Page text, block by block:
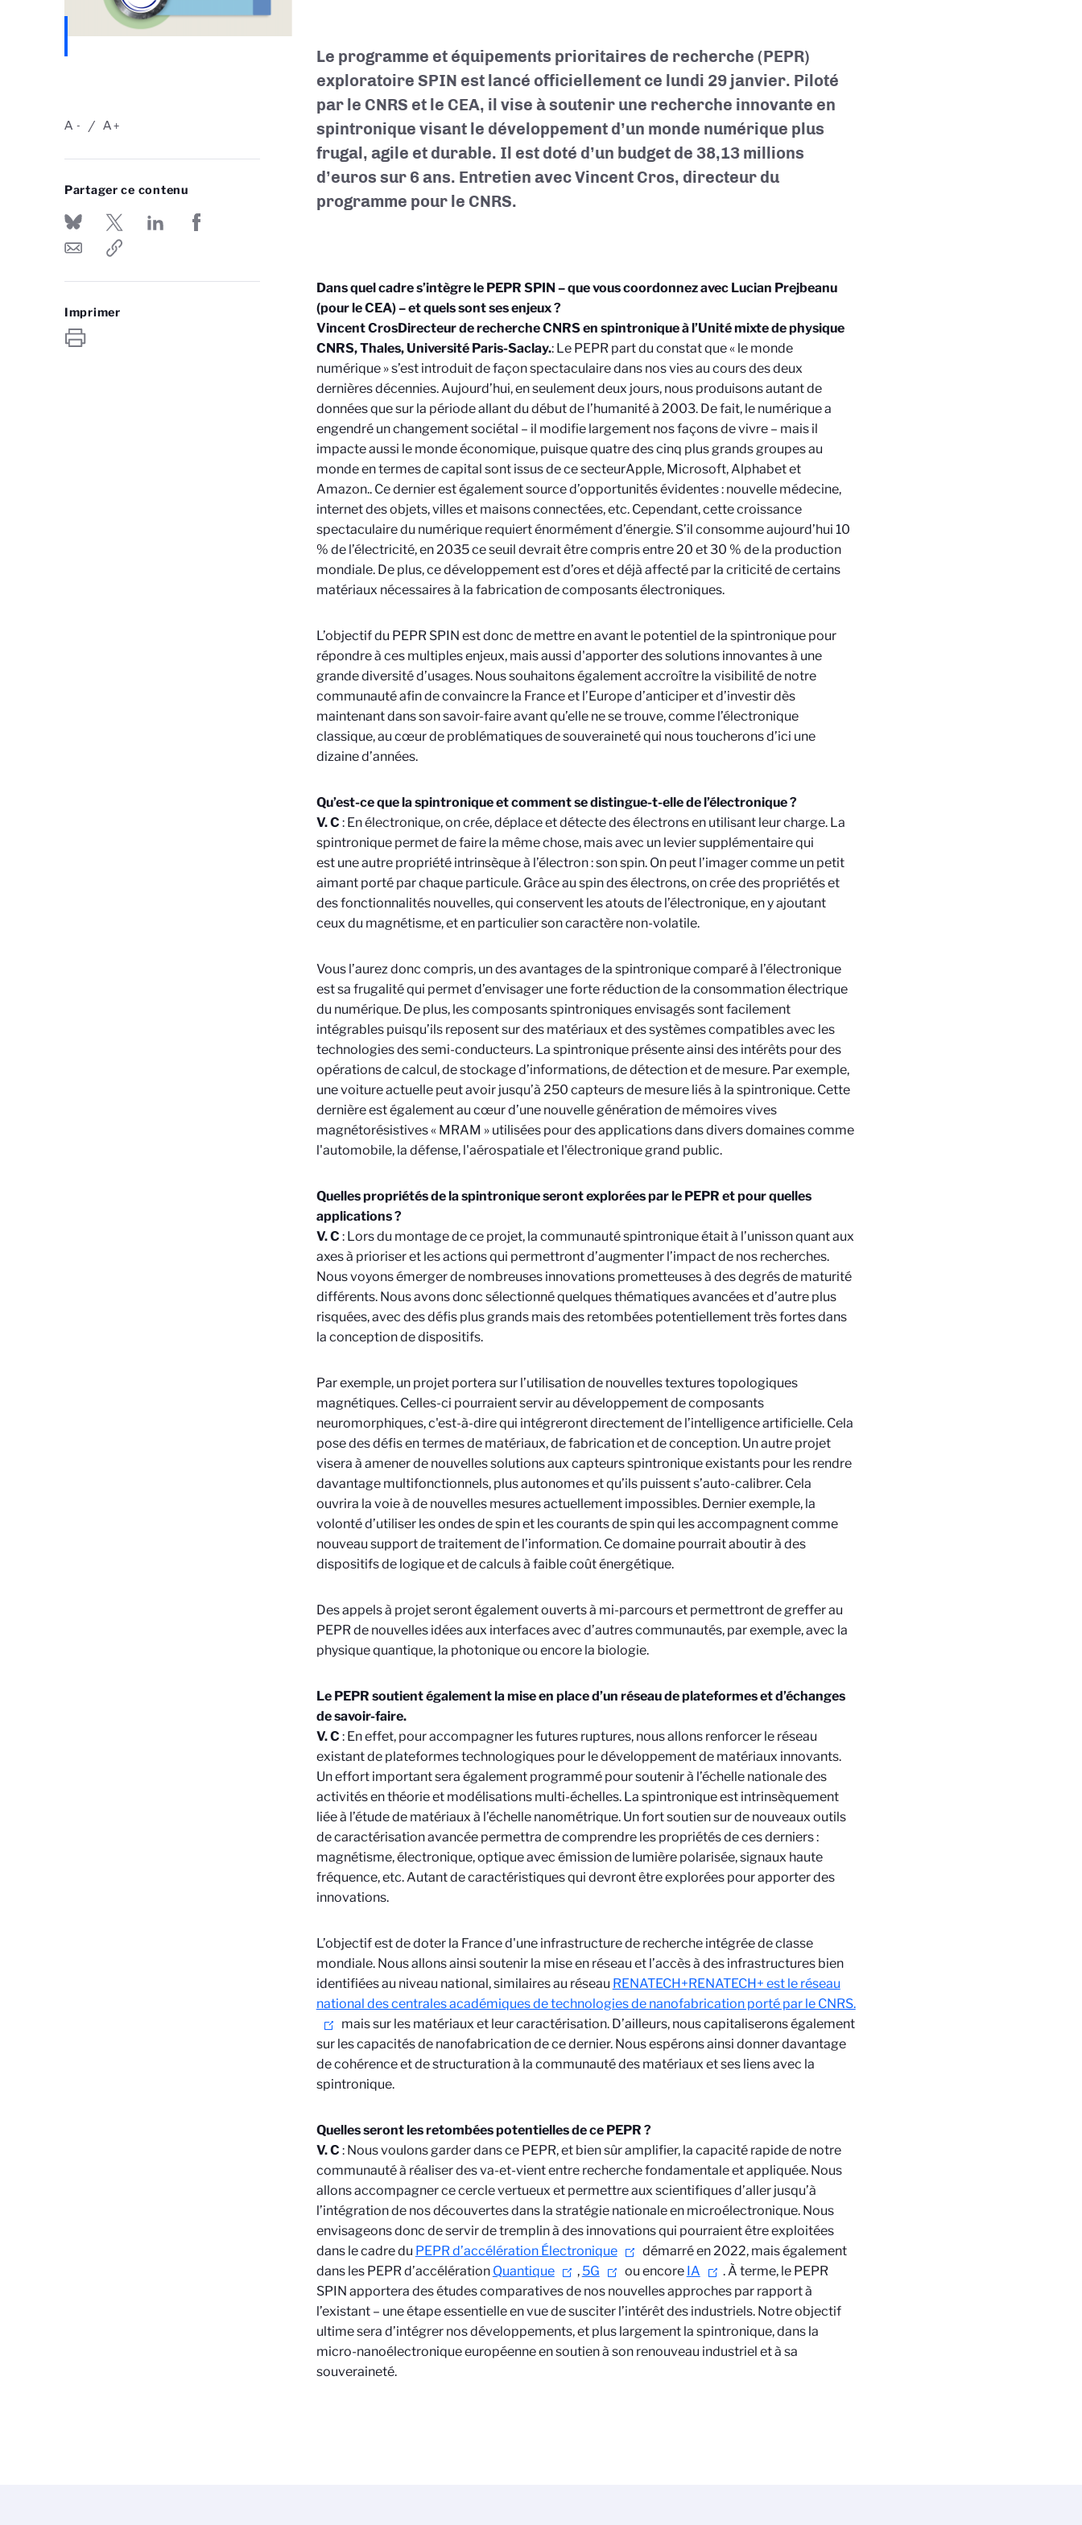
-
A +
A
Partager ce contenu
Imprimer
Le programme et équipements prioritaires de recherche (PEPR)
exploratoire SPIN est lancé officiellement ce lundi 29 janvier. Piloté
par le CNRS et le CEA, il vise à soutenir une recherche innovante en
spintronique visant le développement d’un monde numérique plus
frugal, agile et durable. Il est doté d’un budget de 38,13 millions
d’euros sur 6 ans. Entretien avec Vincent Cros, directeur du
programme pour le CNRS.
Dans quel cadre s’intègre le PEPR SPIN – que vous coordonnez avec Lucian Prejbeanu
(pour le CEA) – et quels sont ses enjeux ?
Vincent CrosDirecteur de recherche CNRS en spintronique à l’Unité mixte de physique
CNRS, Thales, Université Paris-Saclay.: Le PEPR part du constat que « le monde
numérique » s’est introduit de façon spectaculaire dans nos vies au cours des deux
dernières décennies. Aujourd’hui, en seulement deux jours, nous produisons autant de
données que sur la période allant du début de l’humanité à 2003. De fait, le numérique a
engendré un changement sociétal – il modifie largement nos façons de vivre – mais il
impacte aussi le monde économique, puisque quatre des cinq plus grands groupes au
monde en termes de capital sont issus de ce secteurApple, Microsoft, Alphabet et
Amazon.. Ce dernier est également source d’opportunités évidentes : nouvelle médecine,
internet des objets, villes et maisons connectées, etc. Cependant, cette croissance
spectaculaire du numérique requiert énormément d’énergie. S’il consomme aujourd’hui 10
% de l’électricité, en 2035 ce seuil devrait être compris entre 20 et 30 % de la production
mondiale. De plus, ce développement est d’ores et déjà affecté par la criticité de certains
matériaux nécessaires à la fabrication de composants électroniques.
L’objectif du PEPR SPIN est donc de mettre en avant le potentiel de la spintronique pour
répondre à ces multiples enjeux, mais aussi d'apporter des solutions innovantes à une
grande diversité d’usages. Nous souhaitons également accroître la visibilité de notre
communauté afin de convaincre la France et l’Europe d’anticiper et d’investir dès
maintenant dans son savoir-faire avant qu’elle ne se trouve, comme l’électronique
classique, au cœur de problématiques de souveraineté qui nous toucherons d’ici une
dizaine d’années.
Qu’est-ce que la spintronique et comment se distingue-t-elle de l’électronique ?
V. C : En électronique, on crée, déplace et détecte des électrons en utilisant leur charge. La
spintronique permet de faire la même chose, mais avec un levier supplémentaire qui
est une autre propriété intrinsèque à l’électron : son spin. On peut l’imager comme un petit
aimant porté par chaque particule. Grâce au spin des électrons, on crée des propriétés et
des fonctionnalités nouvelles, qui conservent les atouts de l’électronique, en y ajoutant
ceux du magnétisme, et en particulier son caractère non-volatile.
Vous l’aurez donc compris, un des avantages de la spintronique comparé à l’électronique
est sa frugalité qui permet d’envisager une forte réduction de la consommation électrique
du numérique. De plus, les composants spintroniques envisagés sont facilement
intégrables puisqu’ils reposent sur des matériaux et des systèmes compatibles avec les
technologies des semi-conducteurs. La spintronique présente ainsi des intérêts pour des
opérations de calcul, de stockage d’informations, de détection et de mesure. Par exemple,
une voiture actuelle peut avoir jusqu’à 250 capteurs de mesure liés à la spintronique. Cette
dernière est également au cœur d’une nouvelle génération de mémoires vives
magnétorésistives « MRAM » utilisées pour des applications dans divers domaines comme
l'automobile, la défense, l'aérospatiale et l'électronique grand public.
Quelles propriétés de la spintronique seront explorées par le PEPR et pour quelles
applications ?
V. C : Lors du montage de ce projet, la communauté spintronique était à l’unisson quant aux
axes à prioriser et les actions qui permettront d’augmenter l’impact de nos recherches.
Nous voyons émerger de nombreuses innovations prometteuses à des degrés de maturité
différents. Nous avons donc sélectionné quelques thématiques avancées et d’autre plus
risquées, avec des défis plus grands mais des retombées potentiellement très fortes dans
la conception de dispositifs.
Par exemple, un projet portera sur l’utilisation de nouvelles textures topologiques
magnétiques. Celles-ci pourraient servir au développement de composants
neuromorphiques, c'est-à-dire qui intégreront directement de l’intelligence artificielle. Cela
pose des défis en termes de matériaux, de fabrication et de conception. Un autre projet
visera à amener de nouvelles solutions aux capteurs spintronique existants pour les rendre
davantage multifonctionnels, plus autonomes et qu’ils puissent s’auto-calibrer. Cela
ouvrira la voie à de nouvelles mesures actuellement impossibles. Dernier exemple, la
volonté d’utiliser les ondes de spin et les courants de spin qui les accompagnent comme
nouveau support de traitement de l’information. Ce domaine pourrait aboutir à des
dispositifs de logique et de calculs à faible coût énergétique.
Des appels à projet seront également ouverts à mi-parcours et permettront de greffer au
PEPR de nouvelles idées aux interfaces avec d’autres communautés, par exemple, avec la
physique quantique, la photonique ou encore la biologie.
Le PEPR soutient également la mise en place d’un réseau de plateformes et d’échanges
de savoir-faire.
V. C : En effet, pour accompagner les futures ruptures, nous allons renforcer le réseau
existant de plateformes technologiques pour le développement de matériaux innovants.
Un effort important sera également programmé pour soutenir à l’échelle nationale des
activités en théorie et modélisations multi-échelles. La spintronique est intrinsèquement
liée à l’étude de matériaux à l’échelle nanométrique. Un fort soutien sur de nouveaux outils
de caractérisation avancée permettra de comprendre les propriétés de ces derniers :
magnétisme, électronique, optique avec émission de lumière polarisée, signaux haute
fréquence, etc. Autant de caractéristiques qui devront être explorées pour apporter des
innovations.
L’objectif est de doter la France d'une infrastructure de recherche intégrée de classe
mondiale. Nous allons ainsi soutenir la mise en réseau et l’accès à des infrastructures bien
identifiées au niveau national, similaires au réseau RENATECH+RENATECH+ est le réseau
national des centrales académiques de technologies de nanofabrication porté par le CNRS.
mais sur les matériaux et leur caractérisation. D’ailleurs, nous capitaliserons également
sur les capacités de nanofabrication de ce dernier. Nous espérons ainsi donner davantage
de cohérence et de structuration à la communauté des matériaux et ses liens avec la
spintronique.
Quelles seront les retombées potentielles de ce PEPR ?
V. C : Nous voulons garder dans ce PEPR, et bien sûr amplifier, la capacité rapide de notre
communauté à réaliser des va-et-vient entre recherche fondamentale et appliquée. Nous
allons accompagner ce cercle vertueux et permettre aux scientifiques d’aller jusqu’à
l’intégration de nos découvertes dans la stratégie nationale en microélectronique. Nous
envisageons donc de servir de tremplin à des innovations qui pourraient être exploitées
dans le cadre du PEPR d’accélération Électronique
démarré en 2022, mais également
dans les PEPR d’accélération Quantique , 5G ou encore IA
. À terme, le PEPR
SPIN apportera des études comparatives de nos nouvelles approches par rapport à
l’existant – une étape essentielle en vue de susciter l’intérêt des industriels. Notre objectif
ultime sera d’intégrer nos développements, et plus largement la spintronique, dans la
micro-nanoélectronique européenne en soutien à son renouveau industriel et à sa
souveraineté.